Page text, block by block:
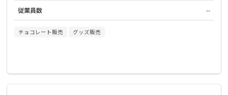
従業員数 --
チョコレート販売 グッズ販売